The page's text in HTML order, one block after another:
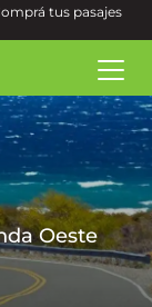
tus pasajes
Oeste